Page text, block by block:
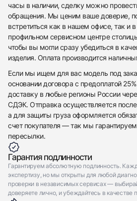
часы в наличии, сделку можно
обращения. Мы ценим ваше доверие,
встретиться как в нашем офисе, так и
профильном сервисном центре
чтобы вы могли сразу убедиться в
изделия. Оплата производится
Если мы ищем для вас модель под
основании договора с предоплатой
доставку в любые регионы России
СДЭК. Отправка осуществляется после
а для защиты груза оформляется
счет покупателя — так мы
пересылки.
Гарантия подлинности
Гарантируем абсолютную подлинность.
экспертизу, но мы открыты для любой
проверки в независимых сервисах —
доверяете лично, и убеждайтесь в качестве